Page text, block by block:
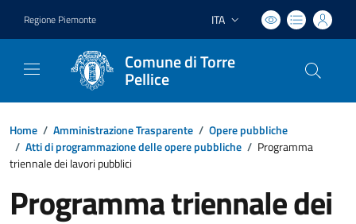
Regione Piemonte Lingua attiva:
ITA
Comune di Torre
Pellice
Home / Amministrazione Trasparente / Opere pubbliche
/ Atti di programmazione delle opere pubbliche / Programma
triennale dei lavori pubblici
Programma triennale dei